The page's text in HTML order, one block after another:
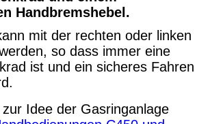
Handbremshebel.
mit der rechten oder linken
so dass immer eine
ist und ein sicheres Fahren
Idee der Gasringanlage